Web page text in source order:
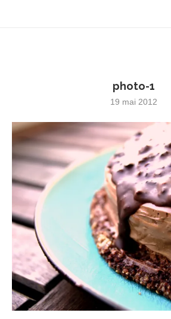
photo-1
19 mai 2012